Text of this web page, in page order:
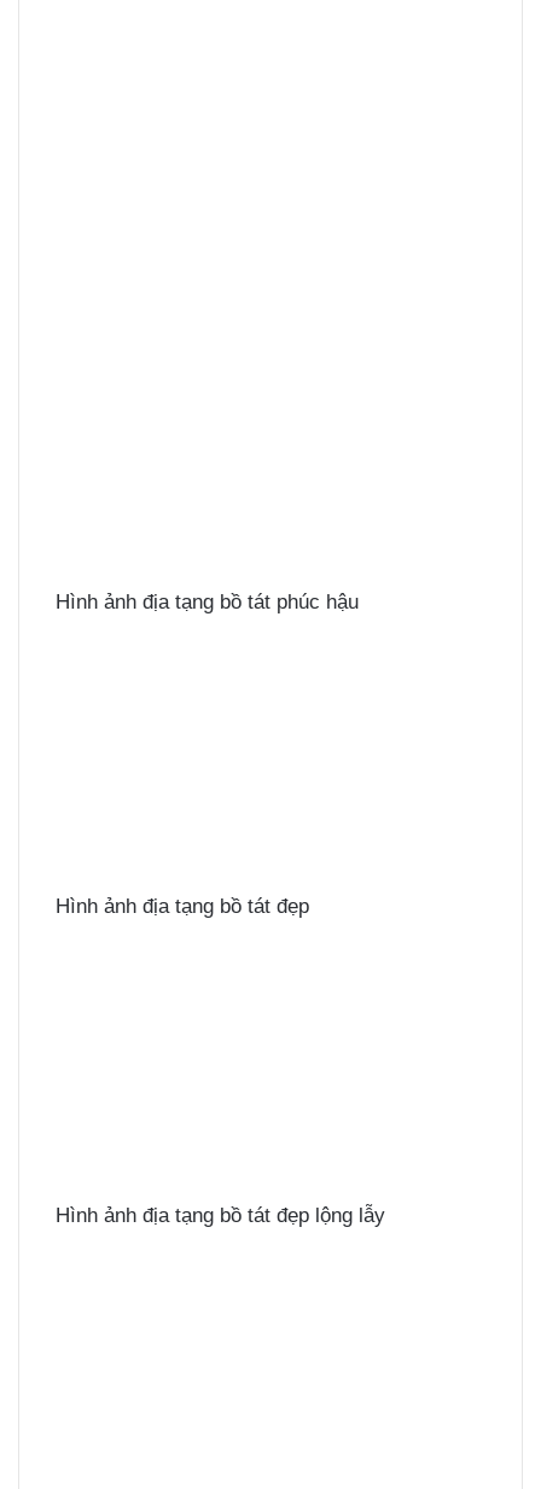
Hình ảnh địa tạng bồ tát phúc hậu
Hình ảnh địa tạng bồ tát đẹp
Hình ảnh địa tạng bồ tát đẹp lộng lẫy